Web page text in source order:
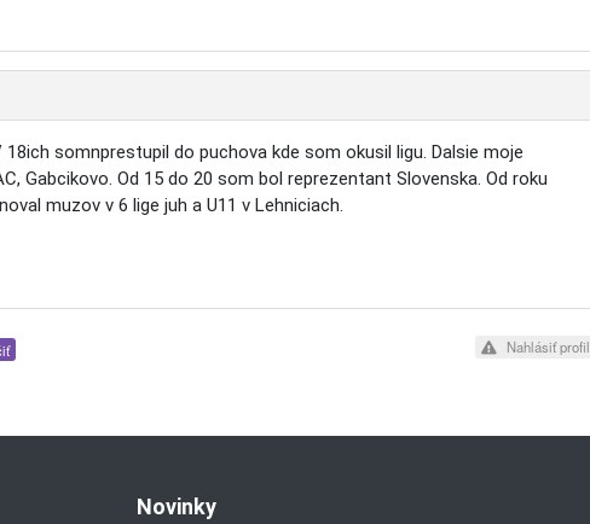
somnprestupil do puchova kde som okusil ligu. Dalsie moje
Gabcikovo. Od 15 do 20 som bol reprezentant Slovenska. Od roku
muzov v 6 lige juh a U11 v Lehniciach.
Nahlásiť profil
Novinky